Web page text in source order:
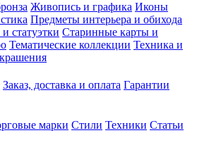
Живопись и графика Иконы
Предметы интерьера и обихода
статуэтки Старинные карты и
Тематические коллекции Техника и
Заказ, доставка и оплата Гарантии
марки Стили Техники Статьи